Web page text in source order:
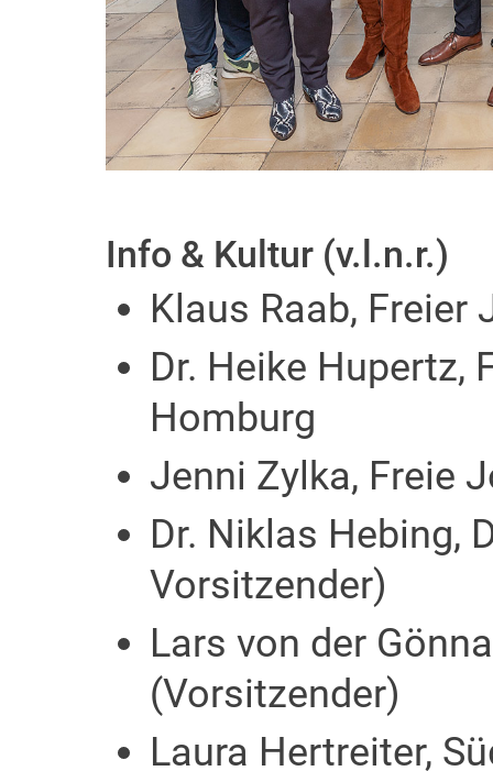
Info & Kultur (v.l.n.r.)
Klaus Raab, Freier
Dr. Heike Hupertz,
Homburg
Jenni Zylka, Freie
Dr. Niklas Hebing,
Vorsitzender)
Lars von der
(Vorsitzender)
Laura Hertreiter,